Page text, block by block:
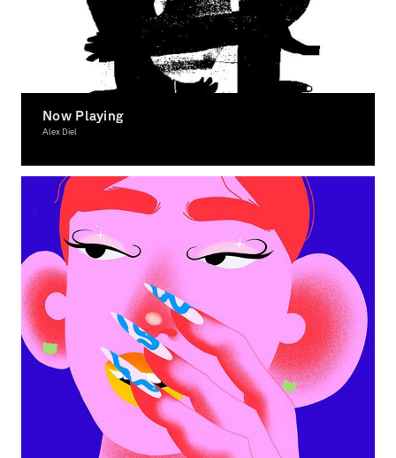
Now Playing
Alex Diel